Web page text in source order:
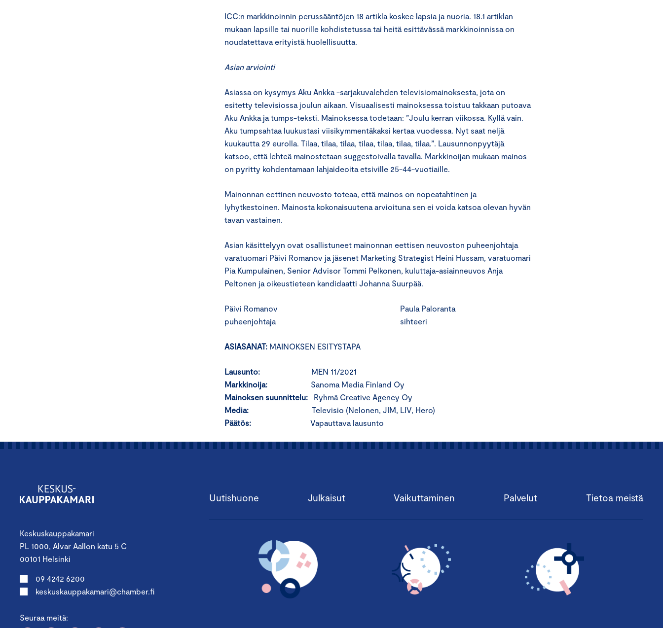
ICC:n markkinoinnin perussääntöjen 18 artikla koskee lapsia ja nuoria. 18.1 artiklan
mukaan lapsille tai nuorille kohdistetussa tai heitä esittävässä markkinoinnissa on
noudatettava erityistä huolellisuutta.
Asian arviointi
Asiassa on kysymys Aku Ankka -sarjakuvalehden televisiomainoksesta, jota on
esitetty televisiossa joulun aikaan. Visuaalisesti mainoksessa toistuu takkaan putoava
Aku Ankka ja tumps-teksti. Mainoksessa todetaan: ”Joulu kerran viikossa. Kyllä vain.
Aku tumpsahtaa luukustasi viisikymmentäkaksi kertaa vuodessa. Nyt saat neljä
kuukautta 29 eurolla. Tilaa, tilaa, tilaa, tilaa, tilaa, tilaa, tilaa.”. Lausunnonpyytäjä
katsoo, että lehteä mainostetaan suggestoivalla tavalla. Markkinoijan mukaan mainos
on pyritty kohdentamaan lahjaideoita etsiville 25-44-vuotiaille.
Mainonnan eettinen neuvosto toteaa, että mainos on nopeatahtinen ja
lyhytkestoinen. Mainosta kokonaisuutena arvioituna sen ei voida katsoa olevan hyvän
tavan vastainen.
Asian käsittelyyn ovat osallistuneet mainonnan eettisen neuvoston puheenjohtaja
varatuomari Päivi Romanov ja jäsenet Marketing Strategist Heini Hussam, varatuomari
Pia Kumpulainen, Senior Advisor Tommi Pelkonen, kuluttaja-asiainneuvos Anja
Peltonen ja oikeustieteen kandidaatti Johanna Suurpää.
Päivi Romanov Paula Paloranta
puheenjohtaja sihteeri
ASIASANAT: MAINOKSEN ESITYSTAPA
Lausunto: MEN 11/2021
Markkinoija: Sanoma Media Finland Oy
Mainoksen suunnittelu: Ryhmä Creative Agency Oy
Media: Televisio (Nelonen, JIM, LIV, Hero)
Päätös: Vapauttava lausunto
Keskuskauppakamari
PL 1000, Alvar Aallon katu 5 C
00101 Helsinki
09 4242 6200
keskuskauppakamari@chamber.fi
Seuraa meitä:
Uutishuone Julkaisut Vaikuttaminen Palvelut Tietoa meistä